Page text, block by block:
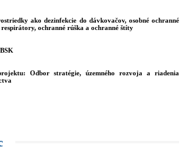
ako dezinfekcie do dávkovačov, osobné ochranné
ochranné rúška a ochranné štíty
Odbor stratégie, územného rozvoja a riadenia